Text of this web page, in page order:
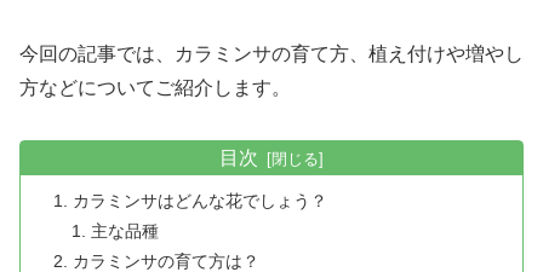
今回の記事では、カラミンサの育て方、植え付けや増やし
方などについてご紹介します。
目次
カラミンサはどんな花でしょう？
主な品種
カラミンサの育て方は？